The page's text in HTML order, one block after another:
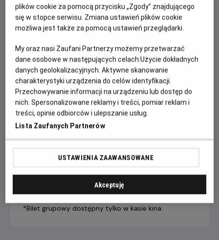
Najlepsze mecze wymagają najlepszej oprawy dlatego
obejrzyj ten pojedynek na wielkim kinowym ekranie,
CENNIK
7 dni +
do seansu
4-6 dni
LIVE STREAM
PREMIUM
43,90 ZŁ 46,90 ZŁ 49,90 ZŁ
*Bilet grupowy dostępny tylko w kasie kina.
plików cookie za pomocą przycisku „Zgody” znajdującego
się w stopce serwisu. Zmiana ustawień plików cookie
możliwa jest także za pomocą ustawień przeglądarki.
My oraz nasi Zaufani Partnerzy możemy przetwarzać
dane osobowe w następujących celach:Użycie dokładnych
danych geolokalizacyjnych. Aktywne skanowanie
charakterystyki urządzenia do celów identyfikacji.
Przechowywanie informacji na urządzeniu lub dostęp do
nich. Spersonalizowane reklamy i treści, pomiar reklam i
treści, opinie odbiorców i ulepszanie usług.
Lista Zaufanych Partnerów
USTAWIENIA ZAAWANSOWANE
Akceptuję